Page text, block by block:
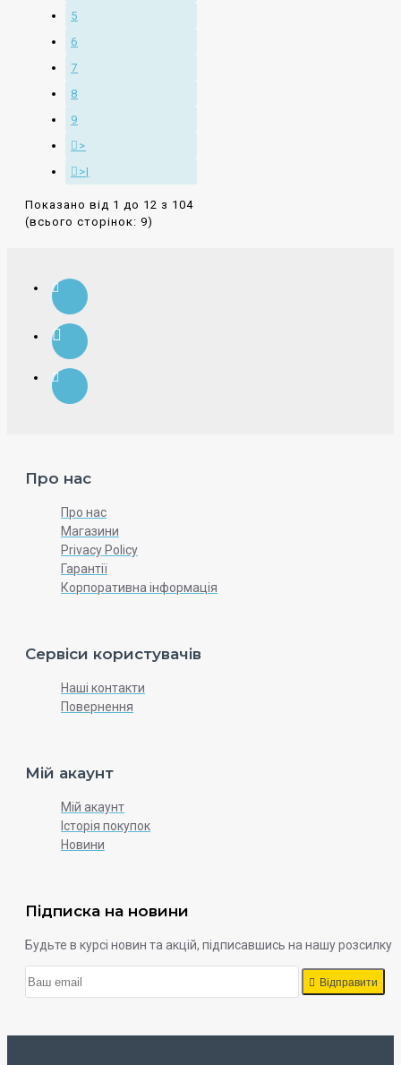
5
6
7
8
9
>
>|
Показано від 1 до 12 з 104
(всього сторінок: 9)
Про нас
Про нас
Магазини
Privacy Policy
Гарантії
Корпоративна інформація
Сервіси користувачів
Наші контакти
Повернення
Мій акаунт
Мій акаунт
Історія покупок
Новини
Підписка на новини
Будьте в курсі новин та акцій, підписавшись на нашу розсилку
Відправити